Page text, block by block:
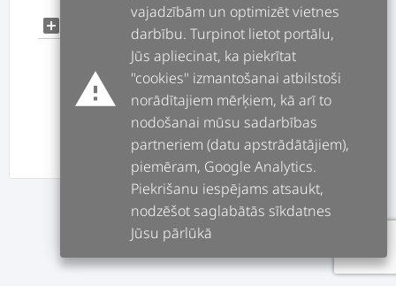
add_box add
PREV NEXT
warning
vajadzībām un optimizēt vietnes
darbību. Turpinot lietot portālu,
Jūs apliecinat, ka piekrītat
"cookies" izmantošanai atbilstoši
norādītajiem mērķiem, kā arī to
nodošanai mūsu sadarbības
partneriem (datu apstrādātājiem),
piemēram, Google Analytics.
Piekrišanu iespējams atsaukt,
nodzēšot saglabātās sīkdatnes
Jūsu pārlūkā